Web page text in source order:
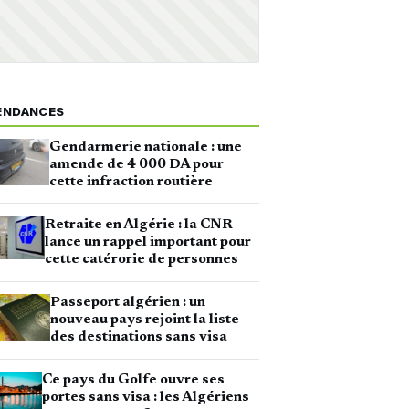
Gendarmerie nationale : une
amende de 4 000 DA pour
cette infraction routière
Retraite en Algérie : la CNR
lance un rappel important pour
cette catérorie de personnes
Passeport algérien : un
nouveau pays rejoint la liste
des destinations sans visa
Ce pays du Golfe ouvre ses
portes sans visa : les Algériens